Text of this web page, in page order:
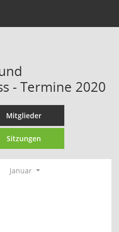
- Termine 2020
Mitglieder
Sitzungen
Januar